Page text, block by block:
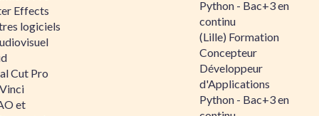
Effects
logiciels
Cut Pro
et
Python - Bac+3 en
continu
(Lille) Formation
Concepteur
Développeur
d'Applications
Python - Bac+3 en